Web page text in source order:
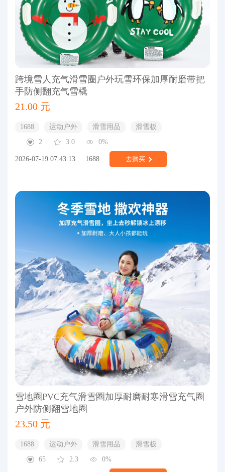
跨境雪人充气滑雪圈户外玩雪环保加厚耐磨带把
手防侧翻充气雪橇
21.00 元
1688 运动户外 滑雪用品
滑雪板
2
3.0 0%
2026-07-19 07:43:13 1688 去购买
雪地圈PVC充气滑雪圈加厚耐磨耐寒滑雪充气圈
户外防侧翻雪地圈
23.50 元
1688 运动户外 滑雪用品
滑雪板
65
2.3 0%